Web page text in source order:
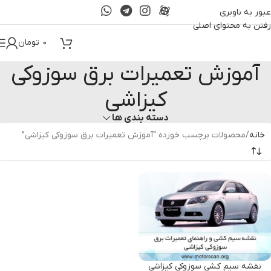
عبور به ناوبری
رفتن به محتوای اصلی
تومان ۰
آموزش تعمیرات برق سوزوکی
کیزاشی
دسته بندی ها
خانه محصولات برچسب خورده “آموزش تعمیرات برق سوزوکی کیزاشی”
نقشه سیم کشی سوزوکی کیزاشی